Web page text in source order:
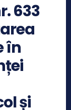
633
în
și